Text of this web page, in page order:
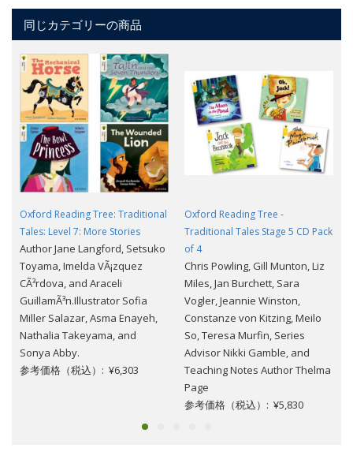
同じカテゴリーの商品
Oxford Reading Tree: Traditional
Tales: Level 7: More Stories
Author Jane Langford, Setsuko
Toyama, Imelda VÃ¡zquez
CÃ³rdova, and Araceli
GuillamÃ³n.Illustrator Sofia
Miller Salazar, Asma Enayeh,
Nathalia Takeyama, and
Sonya Abby.
参考価格（税込）: ¥6,303
Oxford Reading Tree -
Traditional Tales Stage 5 CD Pack
of 4
Chris Powling, Gill Munton, Liz
Miles, Jan Burchett, Sara
Vogler, Jeannie Winston,
Constanze von Kitzing, Meilo
So, Teresa Murfin, Series
Advisor Nikki Gamble, and
Teaching Notes Author Thelma
Page
参考価格（税込）: ¥5,830